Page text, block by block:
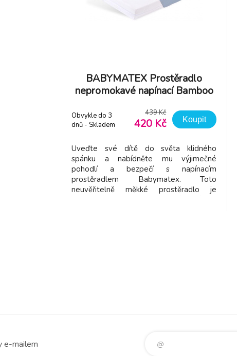
BABYMATEX Prostěradlo
nepromokavé napínací Bamboo
Obvykle do 3
dnů - Skladem
439 Kč
420 Kč Koupit
Uveďte své dítě do světa klidného
spánku a nabídněte mu výjimečné
pohodlí a bezpečí s napínacím
prostěradlem Babymatex. Toto
neuvěřitelně měkké prostěradlo je
e-mailem